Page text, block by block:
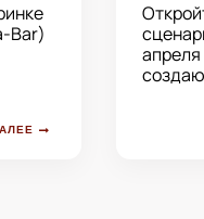
Bar)